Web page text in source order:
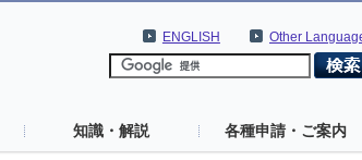
Other
ENGLISH
知識・解説 各種申請・ご案内